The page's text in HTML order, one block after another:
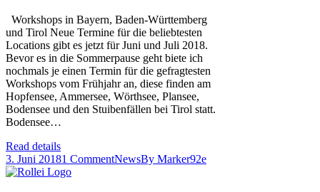
Workshops in Bayern, Baden-Württemberg
und Tirol Neue Termine für die beliebtesten
Locations gibt es jetzt für Juni und Juli 2018.
Bevor es in die Sommerpause geht biete ich
nochmals je einen Termin für die gefragtesten
Workshops vom Frühjahr an, diese finden am
Hopfensee, Ammersee, Wörthsee, Plansee,
Bodensee und den Stuibenfällen bei Tirol statt.
Bodensee…
Read details
3. Juni 20181 CommentNewsBy Marker92e